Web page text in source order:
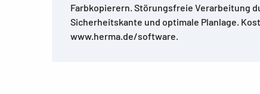
Farbkopierern. Störungsfreie Verarbeitung
Sicherheitskante und optimale Planlage.
www.herma.de/software.